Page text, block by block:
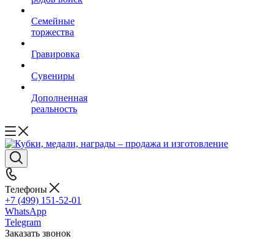
Семейные
торжества
Гравировка
Сувениры
Дополненная
реальность
Телефоны
+7 (499) 151-52-01
WhatsApp
Telegram
Заказать звонок